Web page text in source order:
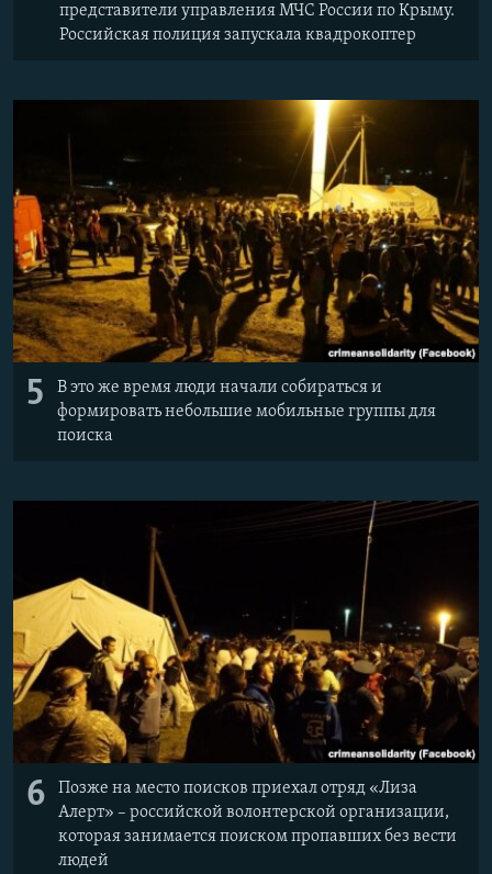
представители управления МЧС России по Крыму.
Российская полиция запускала квадрокоптер
5
В это же время люди начали собираться и
формировать небольшие мобильные группы для
поиска
6
Позже на место поисков приехал отряд «Лиза
Алерт» – российской волонтерской организации,
которая занимается поиском пропавших без вести
людей